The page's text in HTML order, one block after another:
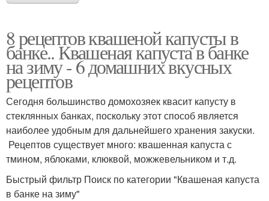
8 рецептов квашеной капусты в
банке.. Квашеная капуста в банке
на зиму - 6 домашних вкусных
рецептов
Сегодня большинство домохозяек квасит капусту в
стеклянных банках, поскольку этот способ является
наиболее удобным для дальнейшего хранения закуски.
Рецептов существует много: квашенная капуста с
тмином, яблоками, клюквой, можжевельником и т.д.
Быстрый фильтр Поиск по категории "Квашеная капуста
в банке на зиму"